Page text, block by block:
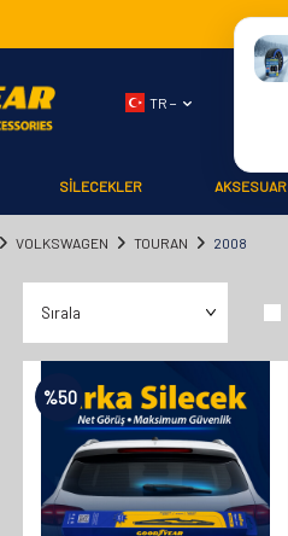
TR −
SİLECEKLER AKSESUAR
VOLKSWAGEN TOURAN 2008
%50